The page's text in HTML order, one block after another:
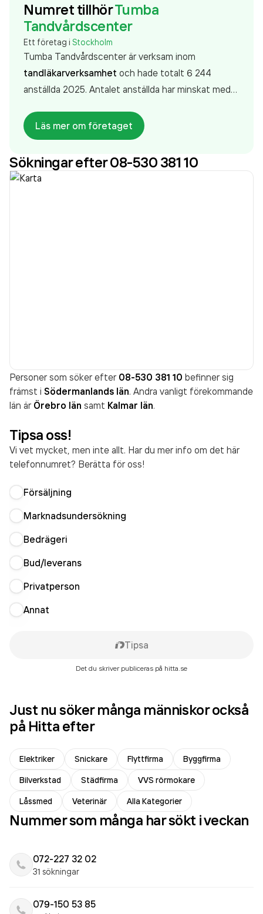
Numret tillhörTumba
Tandvårdscenter
Ett företag i Stockholm
Tumba Tandvårdscenter är verksam inom
tandläkarverksamhet och hade totalt 6 244
anställda 2025. Antalet anställda har minskat med
personer på företaget. Bolaget är ett aktiebolag
som varit aktivt sedan 1972. Tumba
Tandvårdscenter
omsatte 10 210 000 000,00 kr
senaste räkenskapsåret (2025).
Läs mer om företaget
Sökningar efter 08-530 381 10
Personer som söker efter 08-530 381 10 befinner sig
främst i Södermanlands län. Andra vanligt förekommande
län är Örebro län samt Kalmar län.
Tipsa oss!
Vi vet mycket, men inte allt. Har du mer info om det här
telefonnumret? Berätta för oss!
Försäljning
Marknadsundersökning
Bedrägeri
Bud/leverans
Privatperson
Annat
Tipsa
Det du skriver publiceras på hitta.se
Just nu söker många människor också
på Hitta efter
Elektriker Snickare Flyttfirma
Byggfirma
Bilverkstad
Städfirma
VVS rörmokare
Låssmed
Veterinär Alla Kategorier
Nummer som många har sökt i veckan
072-227 32 02
31 sökningar
079-150 53 85